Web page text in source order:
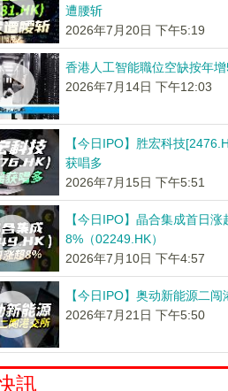
遭腰斩
2026年7月20日 下午5:19
香港人工智能職位空缺按年
2026年7月14日 下午12:03
【今日IPO】胜宏科技
获唱多
2026年7月15日 下午5:51
【今日IPO】晶合集成首日涨
8%（02249.HK）
2026年7月10日 下午4:57
【今日IPO】奥动新能源二闯
2026年7月21日 下午5:50
訊